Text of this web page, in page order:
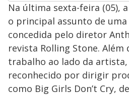
Na última sexta-feira (05),
o principal assunto de
concedida pelo diretor
revista Rolling Stone. Além
trabalho ao lado da
reconhecido por dirigir
como Big Girls Don’t Cry,